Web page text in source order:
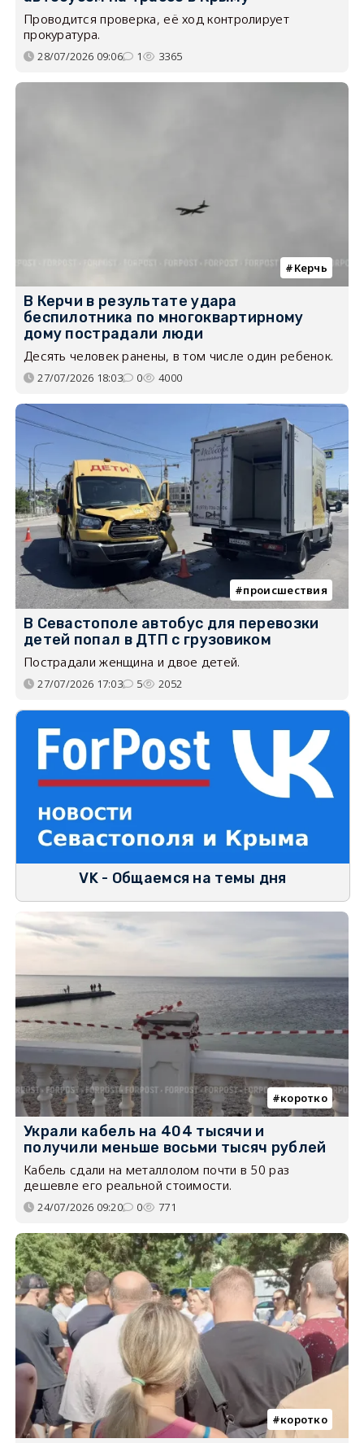
Проводится проверка, её ход контролирует
прокуратура.
28/07/2026 09:06 1 3365
Керчь
В Керчи в результате удара
беспилотника по многоквартирному
дому пострадали люди
Десять человек ранены, в том числе один ребенок.
27/07/2026 18:03 0 4000
происшествия
В Севастополе автобус для перевозки
детей попал в ДТП с грузовиком
Пострадали женщина и двое детей.
27/07/2026 17:03 5 2052
VK - Общаемся на темы дня
коротко
Украли кабель на 404 тысячи и
получили меньше восьми тысяч рублей
Кабель сдали на металлолом почти в 50 раз
дешевле его реальной стоимости.
24/07/2026 09:20 0 771
коротко